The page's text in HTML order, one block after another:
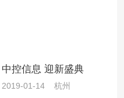
中控信息 迎新盛典
2019-01-14 杭州